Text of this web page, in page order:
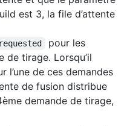
est 3, la file d’attente
pour les
de tirage. Lorsqu’il
l’une de ces demandes
de fusion distribue
demande de tirage,